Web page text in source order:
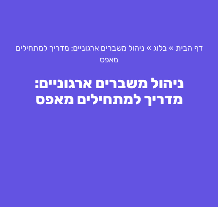
דף הבית » בלוג » ניהול משברים ארגוניים: מדריך למתחילים
מאפס
ניהול משברים ארגוניים:
מדריך למתחילים מאפס